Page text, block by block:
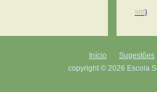
MB)
Início
Sugestões
copyright © 2026 Escola